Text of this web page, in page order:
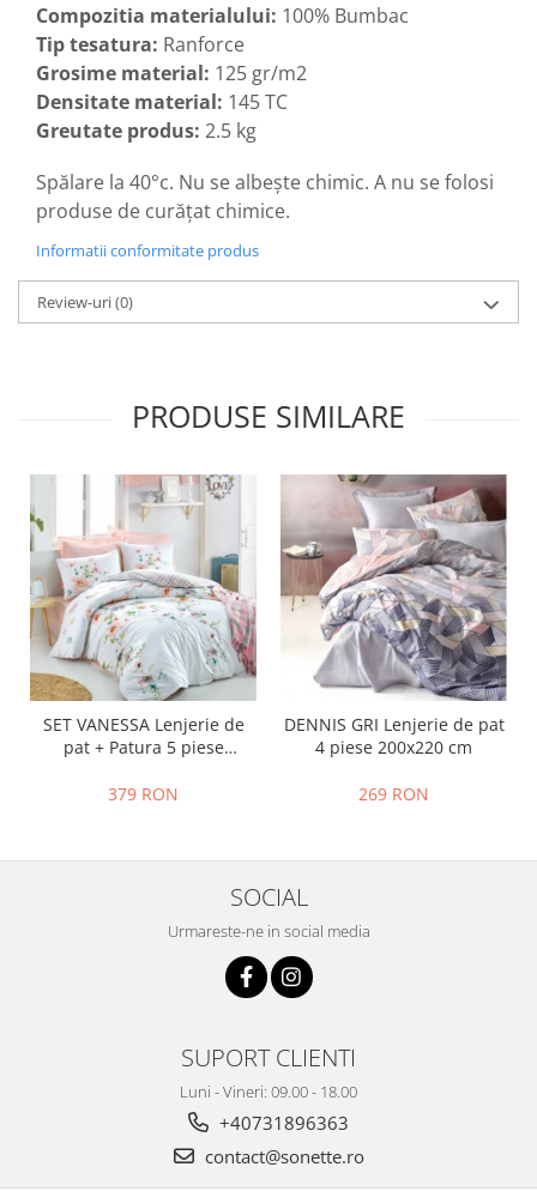
Compozitia materialului: 100% Bumbac
Tip tesatura: Ranforce
Grosime material: 125 gr/m2
Densitate material: 145 TC
Greutate produs: 2.5 kg
Spălare la 40°c. Nu se albește chimic. A nu se folosi
produse de curățat chimice.
Informatii conformitate produs
Review-uri(0)
PRODUSE SIMILARE
SET VANESSA Lenjerie de
pat + Patura 5 piese
379 RON
DENNIS GRI Lenjerie de pat
4 piese 200x220 cm
269 RON
SOCIAL
Urmareste-ne in social media
SUPORT CLIENTI
Luni - Vineri: 09.00 - 18.00
+40731896363
contact@sonette.ro